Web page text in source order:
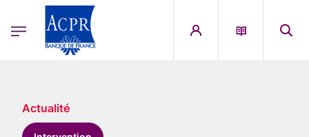
ACPR Menu Principal (French)
Actualité